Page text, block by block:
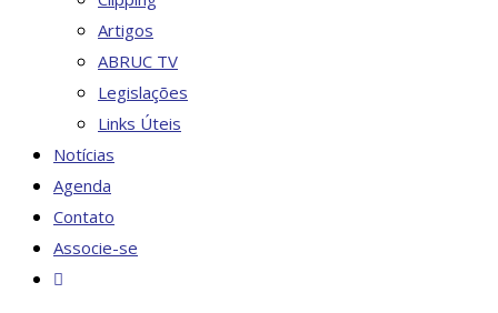
Artigos
ABRUC TV
Legislações
Links Úteis
Notícias
Agenda
Contato
Associe-se
Alternar